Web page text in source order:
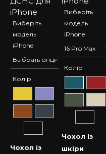
Виберіть
модель
iPhone
Колір
Чохол із
Виберіть
модель
iPhone
Колір
Чохол із
шкіри